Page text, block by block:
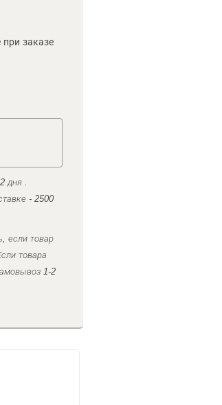
заказе
дня .
- 2500
если товар
товара
1-2